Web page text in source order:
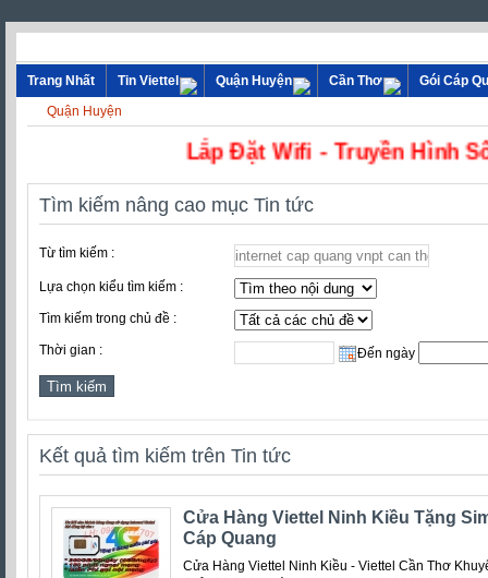
Trang Nhất Tin Viettel Quận Huyện Cần Thơ
Gói Cáp
Quận Huyện
Lắp Đặt Wifi - Truyền
Tìm kiếm nâng cao mục Tin tức
Từ tìm kiếm :
Lựa chọn kiểu tìm kiếm :
Tìm kiếm trong chủ đề :
Thời gian : Đến ngày
Kết quả tìm kiếm trên Tin tức
Cửa Hàng Viettel Ninh Kiều Tặng
Cáp Quang
Cửa Hàng Viettel Ninh Kiều - Viettel Cần Thơ